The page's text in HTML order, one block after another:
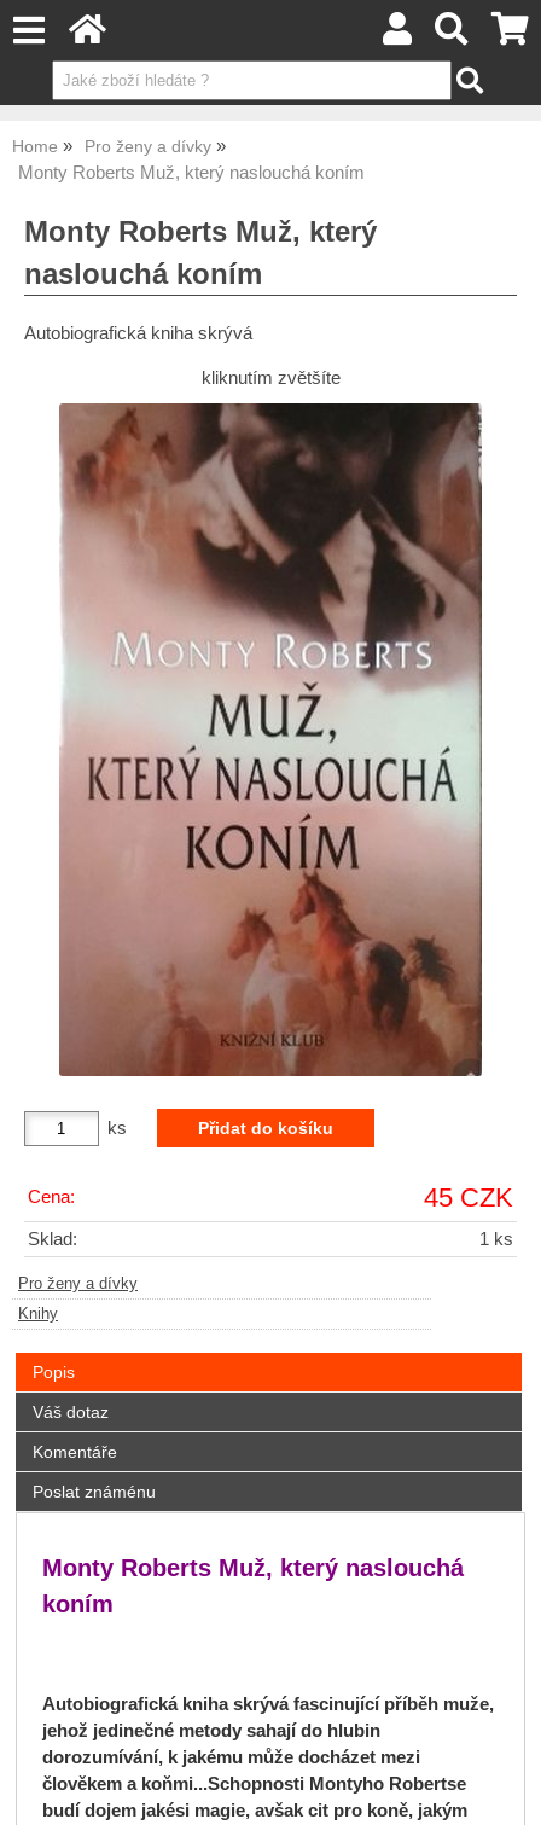
Home Pro ženy a dívky
Monty Roberts Muž, který naslouchá koním
Monty Roberts Muž, který
naslouchá koním
Autobiografická kniha skrývá
kliknutím zvětšíte
ks
Cena: 45 CZK
Sklad: 1 ks
Pro ženy a dívky
Knihy
Popis
Váš dotaz
Komentáře
Poslat známénu
Monty Roberts Muž, který naslouchá
koním
Autobiografická kniha skrývá fascinující příběh muže,
jehož jedinečné metody sahají do hlubin
dorozumívání, k jakému může docházet mezi
člověkem a koňmi...Schopnosti Montyho Robertse
budí dojem jakési magie, avšak cit pro koně, jakým